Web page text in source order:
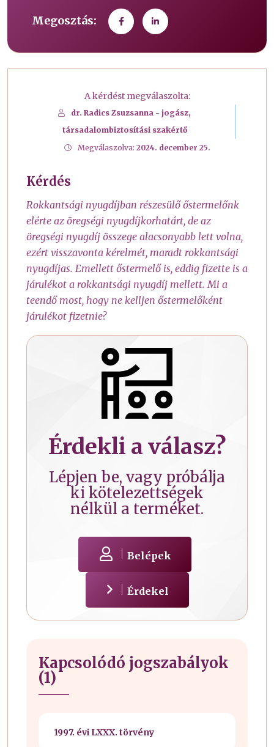
Megosztás:
A kérdést megválaszolta:
dr. Radics Zsuzsanna - jogász,
társadalombiztosítási szakértő
Megválaszolva: 2024. december 25.
Kérdés
Rokkantsági nyugdíjban részesülő őstermelőnk
elérte az öregségi nyugdíjkorhatárt, de az
öregségi nyugdíj összege alacsonyabb lett volna,
ezért visszavonta kérelmét, maradt rokkantsági
nyugdíjas. Emellett őstermelő is, eddig fizette is a
járulékot a rokkantsági nyugdíj mellett. Mi a
teendő most, hogy ne kelljen őstermelőként
járulékot fizetnie?
Érdekli a válasz?
Lépjen be, vagy próbálja
ki kötelezettségek
nélkül a terméket.
Belépek
Érdekel
Kapcsolódó jogszabályok
(1)
1997. évi LXXX. törvény